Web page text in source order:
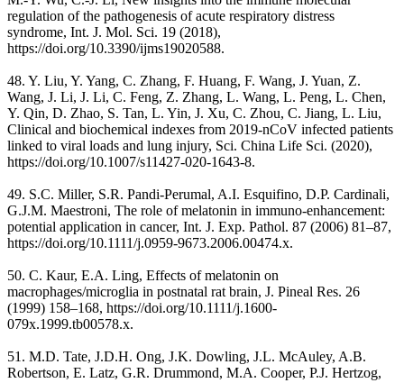
regulation of the pathogenesis of acute respiratory distress
syndrome, Int. J. Mol. Sci. 19 (2018),
https://doi.org/10.3390/ijms19020588.
48. Y. Liu, Y. Yang, C. Zhang, F. Huang, F. Wang, J. Yuan, Z.
Wang, J. Li, J. Li, C. Feng, Z. Zhang, L. Wang, L. Peng, L. Chen,
Y. Qin, D. Zhao, S. Tan, L. Yin, J. Xu, C. Zhou, C. Jiang, L. Liu,
Clinical and biochemical indexes from 2019-nCoV infected patients
linked to viral loads and lung injury, Sci. China Life Sci. (2020),
https://doi.org/10.1007/s11427-020-1643-8.
49. S.C. Miller, S.R. Pandi-Perumal, A.I. Esquifino, D.P. Cardinali,
G.J.M. Maestroni, The role of melatonin in immuno-enhancement:
potential application in cancer, Int. J. Exp. Pathol. 87 (2006) 81–87,
https://doi.org/10.1111/j.0959-9673.2006.00474.x.
50. C. Kaur, E.A. Ling, Effects of melatonin on
macrophages/microglia in postnatal rat brain, J. Pineal Res. 26
(1999) 158–168, https://doi.org/10.1111/j.1600-
079x.1999.tb00578.x.
51. M.D. Tate, J.D.H. Ong, J.K. Dowling, J.L. McAuley, A.B.
Robertson, E. Latz, G.R. Drummond, M.A. Cooper, P.J. Hertzog,